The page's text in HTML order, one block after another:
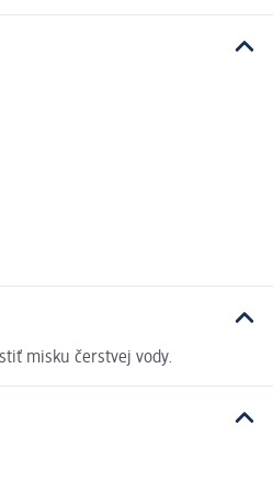
misku čerstvej vody.